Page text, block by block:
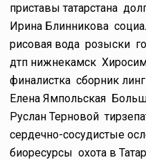
приставы татарстана
Ирина Блинникова
рисовая вода розыски
дтп нижнекамск
финалистка сборник
Елена Ямпольская
Руслан Терновой
сердечно-сосудистые
биоресурсы охота в